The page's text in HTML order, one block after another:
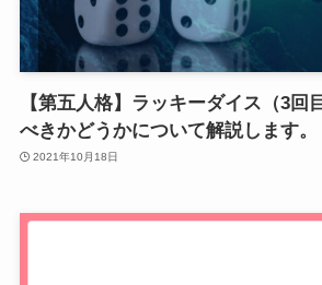
【第五人格】ラッキーダイス（3回
べきかどうかについて解説します。
2021年10月18日